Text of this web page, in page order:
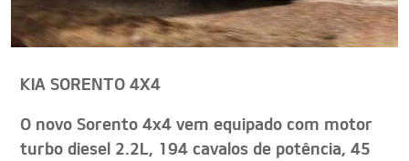
KIA SORENTO 4X4
O novo Sorento 4x4 vem equipado com motor
turbo diesel 2.2L, 194 cavalos de potência, 45